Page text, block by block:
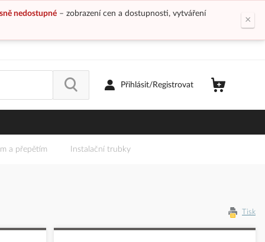
nedostupné– zobrazení cen a dostupnosti, vytváření
×
Přihlásit/Registrovat
a přepětím Instalační trubky
Tisk